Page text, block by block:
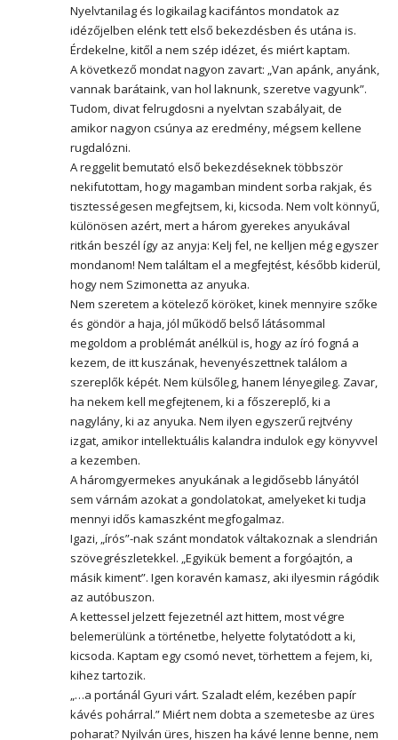
Nyelvtanilag és logikailag kacifántos mondatok az
idézőjelben elénk tett első bekezdésben és utána is.
Érdekelne, kitől a nem szép idézet, és miért kaptam.
A következő mondat nagyon zavart: „Van apánk, anyánk,
vannak barátaink, van hol laknunk, szeretve vagyunk”.
Tudom, divat felrugdosni a nyelvtan szabályait, de
amikor nagyon csúnya az eredmény, mégsem kellene
rugdalózni.
A reggelit bemutató első bekezdéseknek többször
nekifutottam, hogy magamban mindent sorba rakjak, és
tisztességesen megfejtsem, ki, kicsoda. Nem volt könnyű,
különösen azért, mert a három gyerekes anyukával
ritkán beszél így az anyja: Kelj fel, ne kelljen még egyszer
mondanom! Nem találtam el a megfejtést, később kiderül,
hogy nem Szimonetta az anyuka.
Nem szeretem a kötelező köröket, kinek mennyire szőke
és göndör a haja, jól működő belső látásommal
megoldom a problémát anélkül is, hogy az író fogná a
kezem, de itt kuszának, hevenyészettnek találom a
szereplők képét. Nem külsőleg, hanem lényegileg. Zavar,
ha nekem kell megfejtenem, ki a főszereplő, ki a
nagylány, ki az anyuka. Nem ilyen egyszerű rejtvény
izgat, amikor intellektuális kalandra indulok egy könyvvel
a kezemben.
A háromgyermekes anyukának a legidősebb lányától
sem várnám azokat a gondolatokat, amelyeket ki tudja
mennyi idős kamaszként megfogalmaz.
Igazi, „írós”-nak szánt mondatok váltakoznak a slendrián
szövegrészletekkel. „Egyikük bement a forgóajtón, a
másik kiment”. Igen koravén kamasz, aki ilyesmin rágódik
az autóbuszon.
A kettessel jelzett fejezetnél azt hittem, most végre
belemerülünk a történetbe, helyette folytatódott a ki,
kicsoda. Kaptam egy csomó nevet, törhettem a fejem, ki,
kihez tartozik.
„…a portánál Gyuri várt. Szaladt elém, kezében papír
kávés pohárral.” Miért nem dobta a szemetesbe az üres
poharat? Nyilván üres, hiszen ha kávé lenne benne, nem